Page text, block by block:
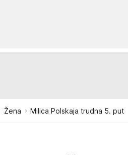
Žena Milica Polskaja trudna 5. put